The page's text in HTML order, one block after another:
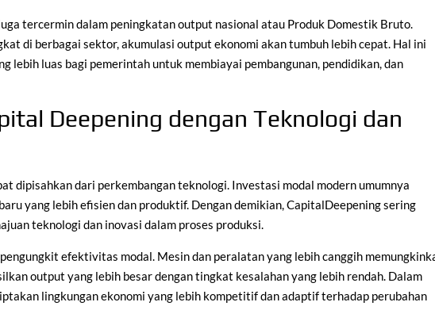
tercermin dalam peningkatan output nasional atau Produk Domestik Bruto.
di berbagai sektor, akumulasi output ekonomi akan tumbuh lebih cepat. Hal ini
lebih luas bagi pemerintah untuk membiayai pembangunan, pendidikan, dan
Deepening dengan Teknologi dan
dipisahkan dari perkembangan teknologi. Investasi modal modern umumnya
yang lebih efisien dan produktif. Dengan demikian, CapitalDeepening sering
teknologi dan inovasi dalam proses produksi.
efektivitas modal. Mesin dan peralatan yang lebih canggih
output yang lebih besar dengan tingkat kesalahan yang lebih rendah. Dalam
lingkungan ekonomi yang lebih kompetitif dan adaptif terhadap perubahan